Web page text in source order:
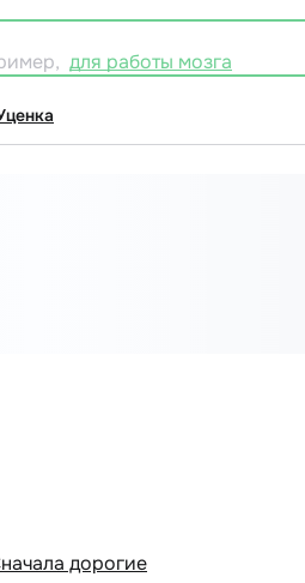
для работы мозга
дорогие